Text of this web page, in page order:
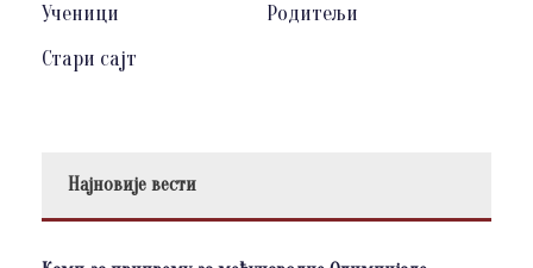
Ученици
Родитељи
Стари сајт
Најновије вести